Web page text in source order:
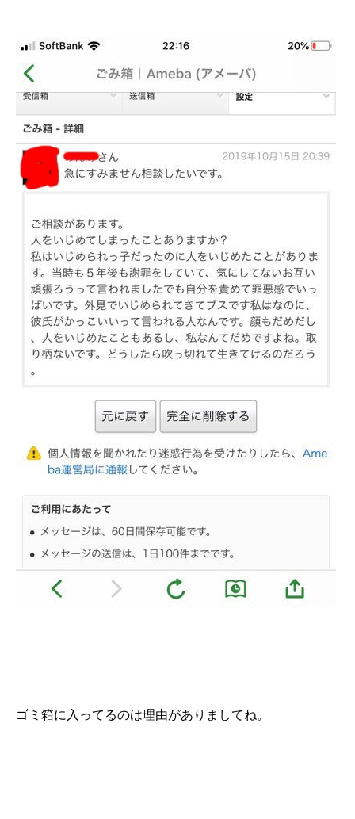
ゴミ箱に入ってるのは理由がありましてね。